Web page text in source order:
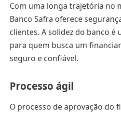
Com uma longa trajetória no
Banco Safra oferece
clientes. A solidez do banco
para quem busca um
seguro e confiável.
Processo ágil
O processo de aprovação do